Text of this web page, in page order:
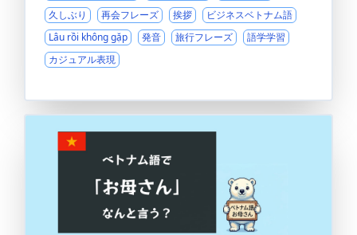
久しぶり
再会フレーズ 挨拶
ビジネスベトナム語
Lâu rồi không gặp
発音 旅行フレーズ
語学学習
カジュアル表現